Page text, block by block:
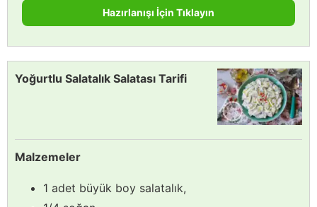
Hazırlanışı İçin Tıklayın
Yoğurtlu Salatalık Salatası Tarifi
Malzemeler
1 adet büyük boy salatalık,